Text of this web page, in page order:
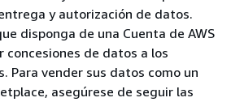
y autorización de datos.
disponga de una Cuenta de AWS
concesiones de datos a los
Para vender sus datos como un
asegúrese de seguir las